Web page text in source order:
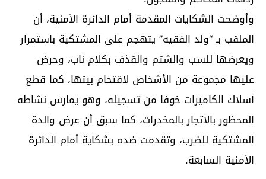
وأوضحت الشكايات المقدمة أمام الدائرة الأمنية، أن
الملقب بـ “ولد الفقيه” يتهجم على المشتكية باستمرار
ويعرضها للسب والشتم والقذف بكلام ناب، وحرض
عليها مجموعة من الأشخاص لاقتحام بيتها، كما قطع
أسلاك الكاميرات خوفا من تسجيله، وهو يمارس نشاطه
المحظور بالاتجار بالمخدرات، كما سبق أن عرض والدة
المشتكية للضرب، وتقدمت ضده بشكاية أمام الدائرة
الأمنية السابعة.